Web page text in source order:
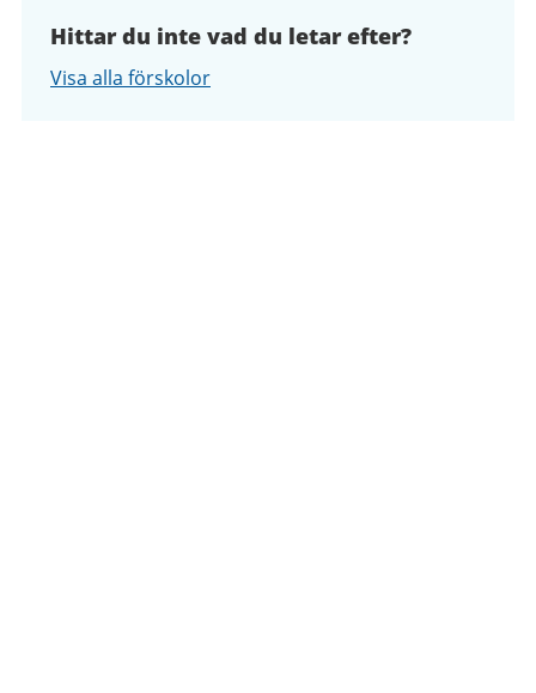
Hittar du inte vad du letar efter?
Visa alla förskolor